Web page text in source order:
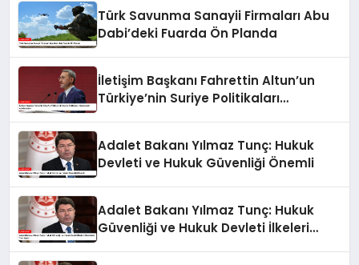
Türk Savunma Sanayii Firmaları Abu
Dabi’deki Fuarda Ön Planda
İletişim Başkanı Fahrettin Altun’un
Türkiye’nin Suriye Politikaları
Adalet Bakanı Yılmaz Tunç: Hukuk
Devleti ve Hukuk Güvenliği Önemli
Adalet Bakanı Yılmaz Tunç: Hukuk
Güvenliği ve Hukuk Devleti İlkeleri